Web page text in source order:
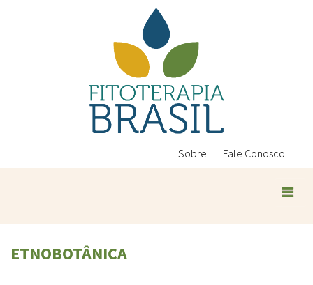
Sobre Fale Conosco
ETNOBOTÂNICA